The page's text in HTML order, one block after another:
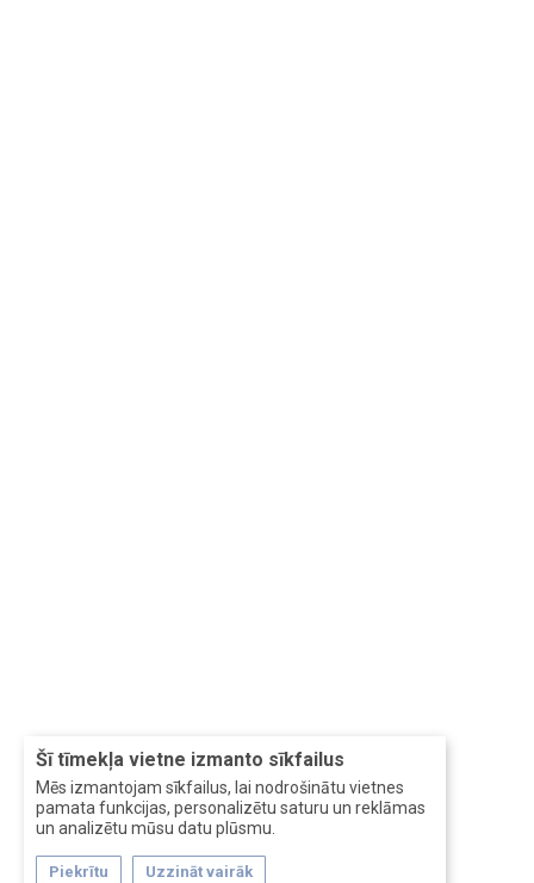
Šī tīmekļa vietne izmanto sīkfailus
Mēs izmantojam sīkfailus, lai nodrošinātu vietnes
pamata funkcijas, personalizētu saturu un reklāmas
un analizētu mūsu datu plūsmu.
Piekrītu Uzzināt vairāk